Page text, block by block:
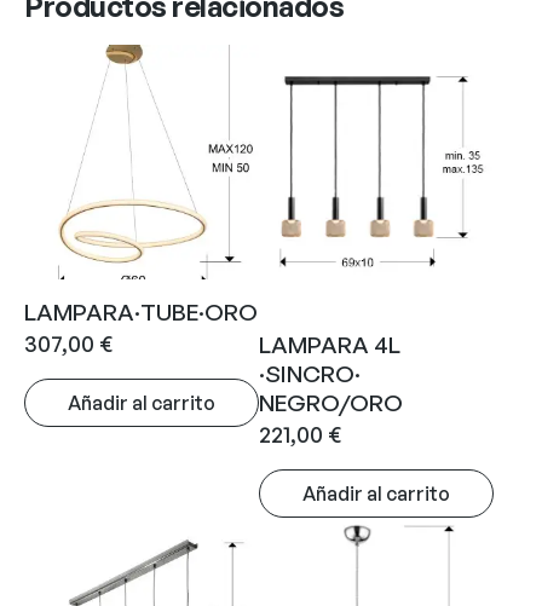
LAMPARA·TUBE·ORO
307,00 €
Añadir al carrito
LAMPARA 4L
·SINCRO·
NEGRO/ORO
221,00 €
Añadir al carrito